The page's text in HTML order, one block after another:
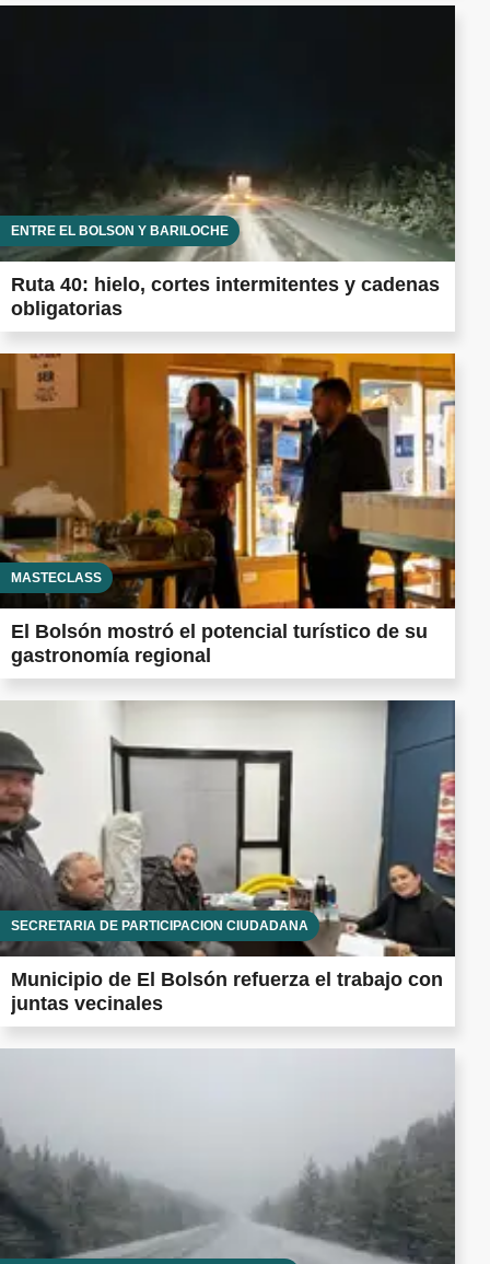
ENTRE EL BOLSÓN Y BARILOCHE
Ruta 40: hielo, cortes intermitentes y cadenas
obligatorias
MASTECLASS
El Bolsón mostró el potencial turístico de su
gastronomía regional
SECRETARÍA DE PARTICIPACIÓN CIUDADANA
Municipio de El Bolsón refuerza el trabajo con
juntas vecinales